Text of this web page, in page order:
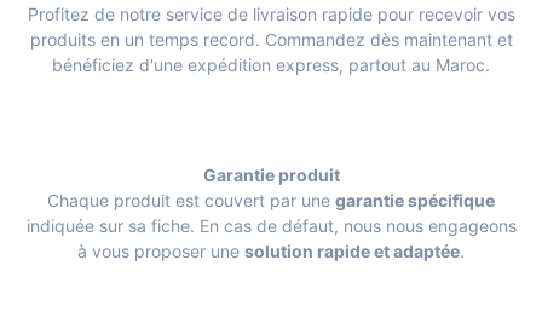
Profitez de notre service de livraison rapide pour recevoir vos
produits en un temps record. Commandez dès maintenant et
bénéficiez d'une expédition express, partout au Maroc.
Garantie produit
Chaque produit est couvert par une garantie spécifique
indiquée sur sa fiche. En cas de défaut, nous nous engageons
à vous proposer une solution rapide et adaptée.